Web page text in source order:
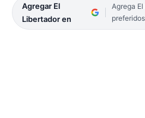
Agregar El
Libertador en
Agrega